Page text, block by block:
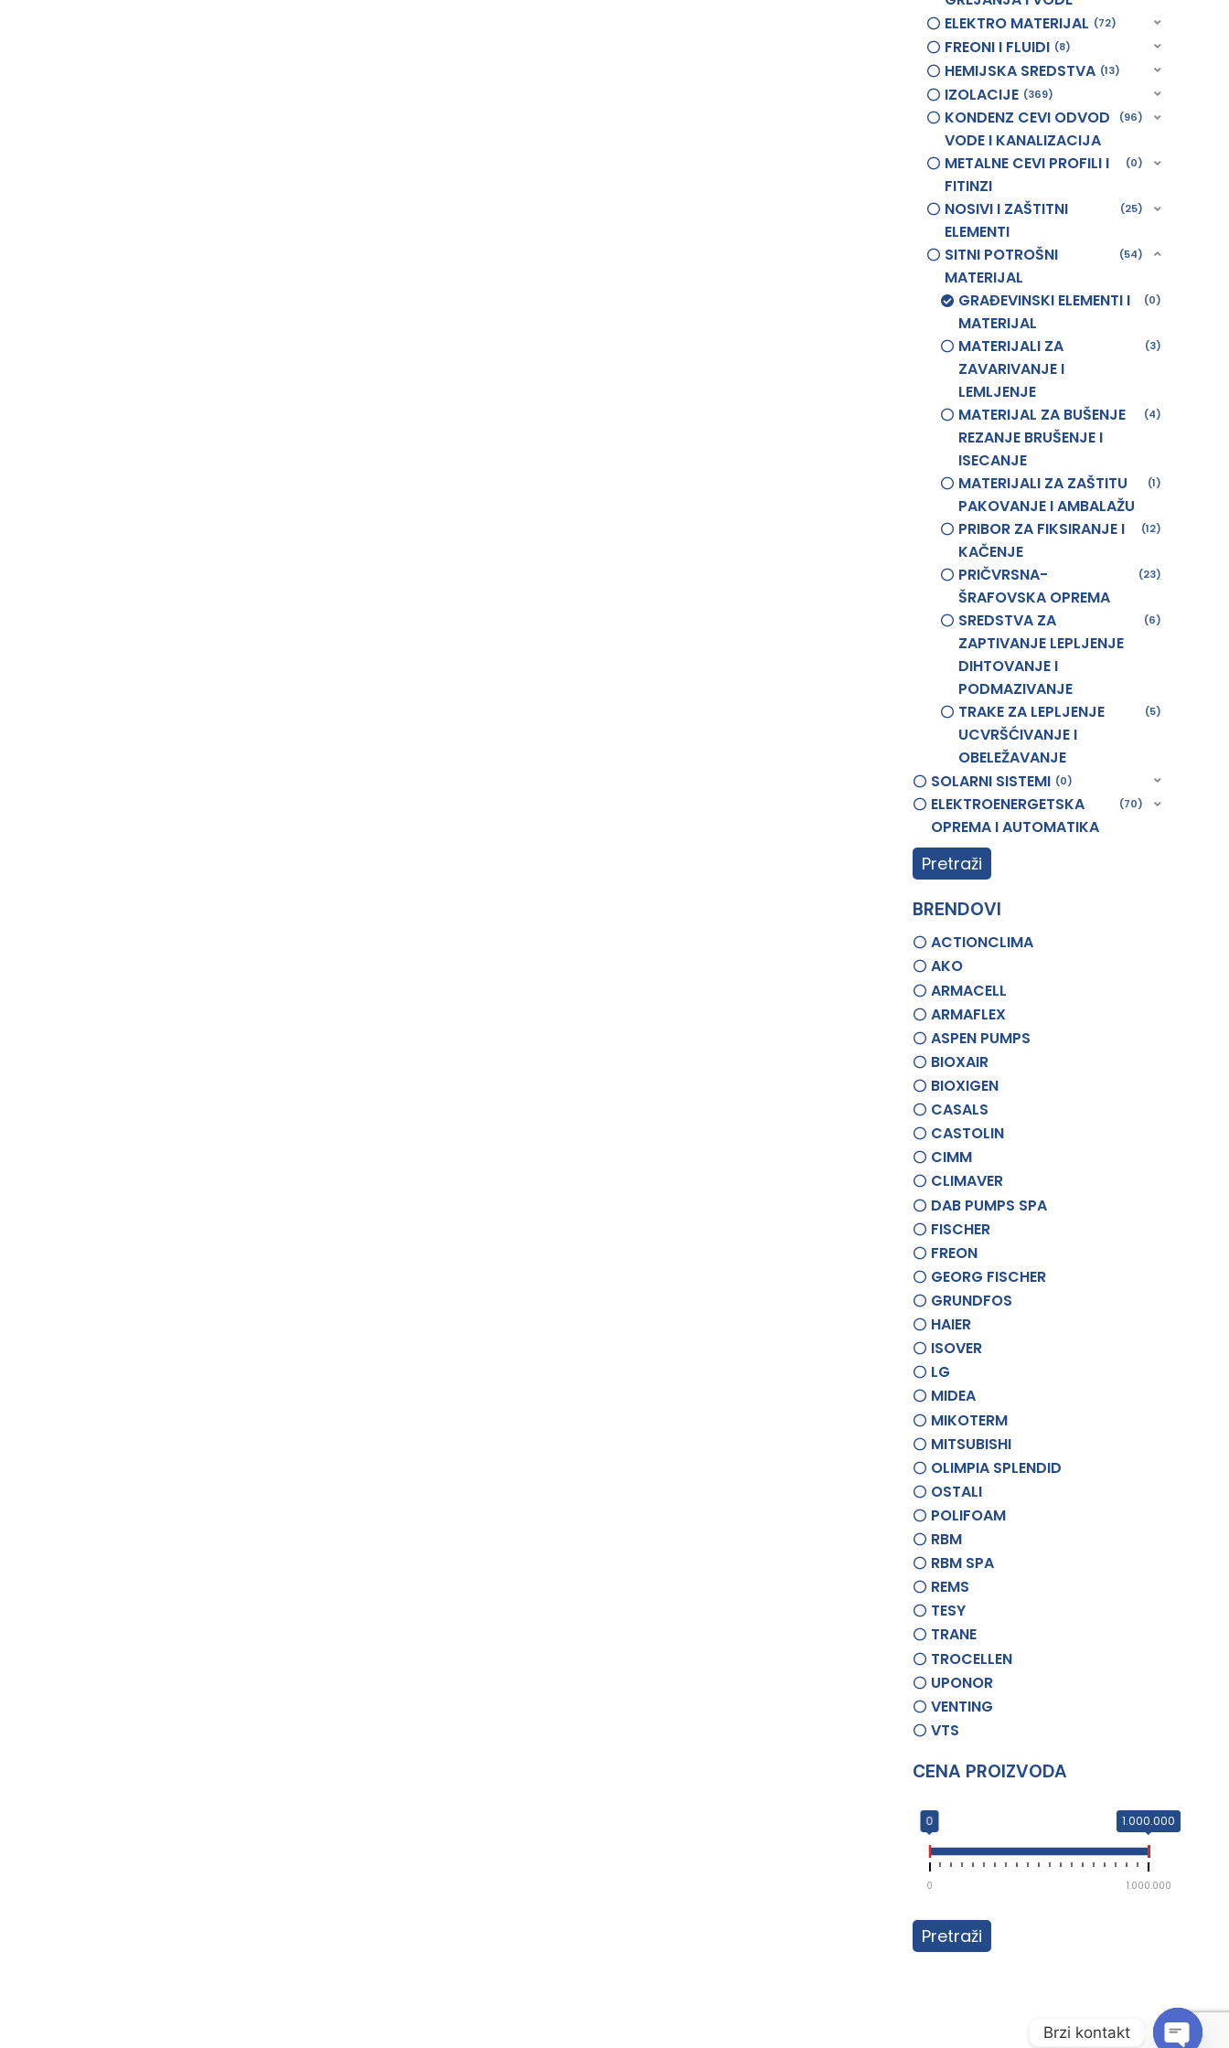
ELEKTRO MATERIJAL 72
FREONI I FLUIDI 8
HEMIJSKA SREDSTVA 13
IZOLACIJE 369
KONDENZ CEVI ODVOD
VODE I KANALIZACIJA
96
METALNE CEVI PROFILI I
FITINZI
0
NOSIVI I ZAŠTITNI
ELEMENTI
25
SITNI POTROŠNI
MATERIJAL
54
GRAĐEVINSKI ELEMENTI I
MATERIJAL
0
MATERIJALI ZA
ZAVARIVANJE I
LEMLJENJE
3
MATERIJAL ZA BUŠENJE
REZANJE BRUŠENJE I
ISECANJE
4
MATERIJALI ZA ZAŠTITU
PAKOVANJE I AMBALAŽU
1
PRIBOR ZA FIKSIRANJE I
KAČENJE
12
PRIČVRSNA-
ŠRAFOVSKA OPREMA
23
SREDSTVA ZA
ZAPTIVANJE LEPLJENJE
DIHTOVANJE I
PODMAZIVANJE
6
TRAKE ZA LEPLJENJE
UCVRŠĆIVANJE I
OBELEŽAVANJE
5
SOLARNI SISTEMI 0
ELEKTROENERGETSKA
OPREMA I AUTOMATIKA
70
Pretraži
BRENDOVI
ACTIONCLIMA
AKO
ARMACELL
ARMAFLEX
ASPEN PUMPS
BIOXAIR
BIOXIGEN
CASALS
CASTOLIN
CIMM
CLIMAVER
DAB PUMPS SPA
FISCHER
FREON
GEORG FISCHER
GRUNDFOS
HAIER
ISOVER
LG
MIDEA
MIKOTERM
MITSUBISHI
OLIMPIA SPLENDID
OSTALI
POLIFOAM
RBM
RBM SPA
REMS
TESY
TRANE
TROCELLEN
UPONOR
VENTING
VTS
CENA PROIZVODA
0 1.000.000
0 1.000.000
Pretraži
Brzi kontakt